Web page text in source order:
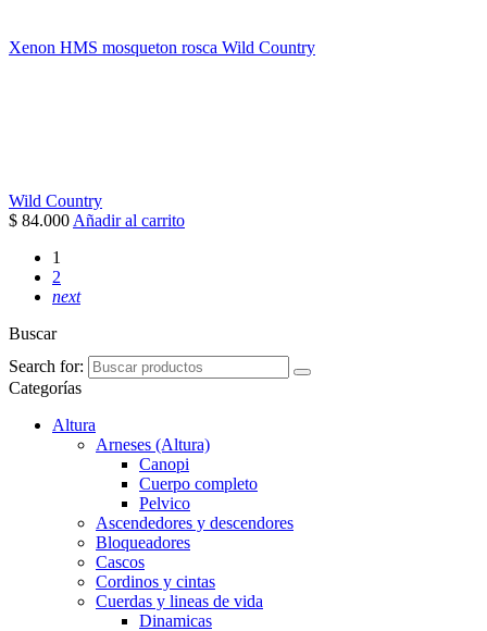
Xenon HMS mosqueton rosca Wild Country
Wild Country
$ 84.000 Añadir al carrito
1
2
next
Buscar
Search for:
Categorías
Altura
Arneses (Altura)
Canopi
Cuerpo completo
Pelvico
Ascendedores y descendores
Bloqueadores
Cascos
Cordinos y cintas
Cuerdas y lineas de vida
Dinamicas